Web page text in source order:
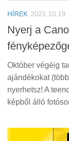
Érdekességek
Helyszíni Riport
E-BB
HÍREK 2021.10.19
Nyerj a
Október végéig
ajándékokat
nyerhetsz! A
képből álló